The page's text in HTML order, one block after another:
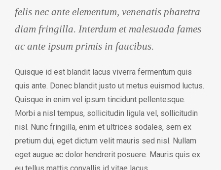
felis nec ante elementum, venenatis pharetra
diam fringilla. Interdum et malesuada fames
ac ante ipsum primis in faucibus.
Quisque id est blandit lacus viverra fermentum quis
quis ante. Donec blandit justo ut metus euismod luctus.
Quisque in enim vel ipsum tincidunt pellentesque.
Morbi a nisl tempus, sollicitudin ligula vel, sollicitudin
nisl. Nunc fringilla, enim et ultrices sodales, sem ex
pretium dui, eget dictum velit mauris sed nisl. Nullam
eget augue ac dolor hendrerit posuere. Mauris quis ex